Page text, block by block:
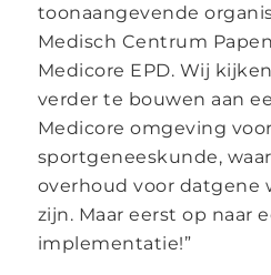
toonaangevende
Medisch Centrum
Medicore EPD. Wij
verder te bouwen aan
Medicore omgeving voor
sportgeneeskunde,
overhoud voor datgene
zijn. Maar eerst op naar
implementatie!”